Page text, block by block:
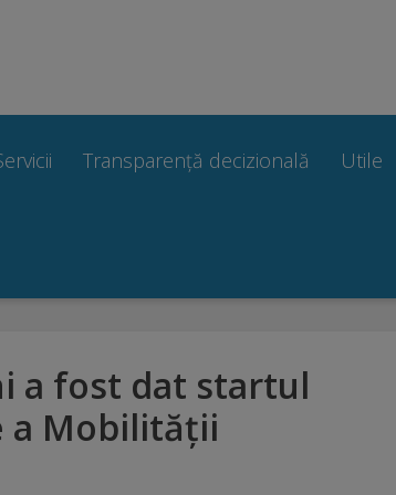
Transparență decizională Utile
a fost dat startul
a Mobilităţii